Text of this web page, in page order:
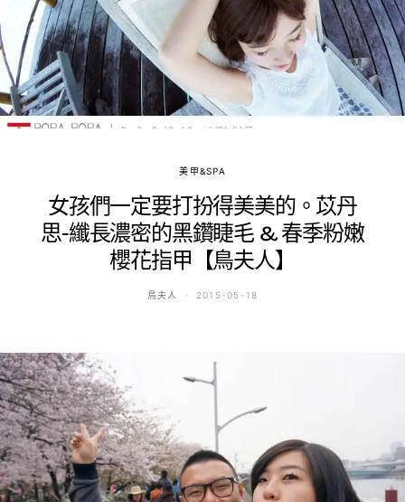
美甲&SPA
女孩們一定要打扮得美美的。苡丹
思-纖長濃密的黑鑽睫毛 & 春季粉嫩
櫻花指甲【鳥夫人】
鳥夫人 2015-05-18